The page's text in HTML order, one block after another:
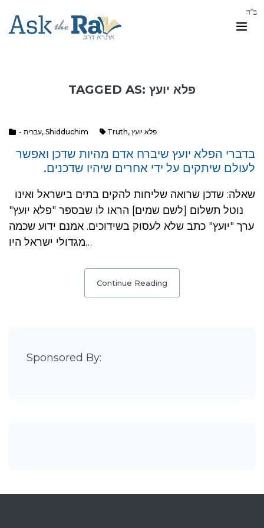
TAGGED AS: פלא יועץ
- עברית, Shidduchim Truth, פלא יועץ
בדברי הפלא יועץ שיברח אדם מהיות שדכן ואפשר
לעולם שיתקים על ידי אחרים שיהיו שדכנים.
נוטל תשלום [לשם שמים] הראו לו שבספר "פלא יועץ"
ערך "יועץ" כתב שלא לעסוק בשידוכים. אמנם ידוע שכמה
מגדולי ישראל היו…
Continue Reading
Sponsored By: